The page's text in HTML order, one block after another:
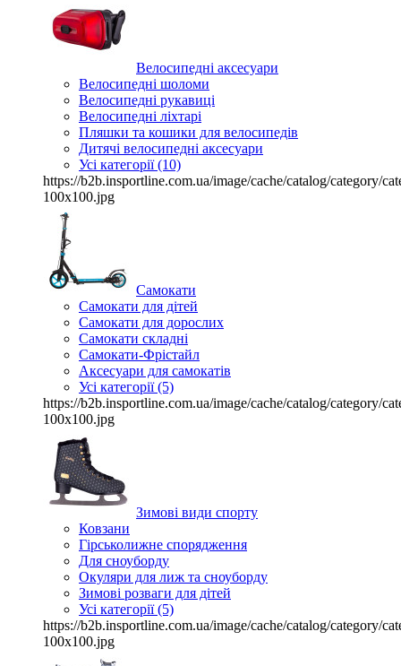
Велосипедні аксесуари
Велосипедні шоломи
Велосипедні рукавиці
Велосипедні ліхтарі
Пляшки та кошики для велосипедів
Дитячі велосипедні аксесуари
Усі категорії (10)
https://b2b.insportline.com.ua/image/cache/catalog/category/
100x100.jpg
Самокати
Самокати для дітей
Самокати для дорослих
Самокати складні
Самокати-Фрістайл
Аксесуари для самокатів
Усі категорії (5)
https://b2b.insportline.com.ua/image/cache/catalog/category/
100x100.jpg
Зимові види спорту
Ковзани
Гірськолижне спорядження
Для сноуборду
Окуляри для лиж та сноуборду
Зимові розваги для дітей
Усі категорії (5)
https://b2b.insportline.com.ua/image/cache/catalog/category/
100x100.jpg